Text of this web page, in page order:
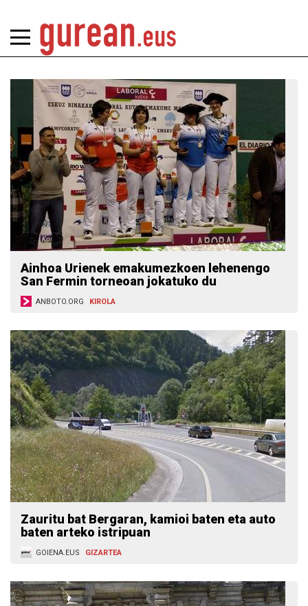
Ainhoa Urienek emakumezkoen lehenengo
San Fermin torneoan jokatuko du
ANBOTO.ORG KIROLA
Zauritu bat Bergaran, kamioi baten eta auto
baten arteko istripuan
GOIENA.EUS GIZARTEA